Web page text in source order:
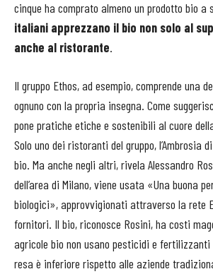
cinque ha comprato almeno un prodotto bio a
italiani apprezzano il bio non solo al
anche al ristorante.
Il gruppo Ethos, ad esempio, comprende una
ognuno con la propria insegna. Come
pone pratiche etiche e sostenibili al cuore
Solo uno dei ristoranti del gruppo, l’Ambrosia
bio. Ma anche negli altri, rivela Alessandro
dell’area di Milano, viene usata «Una buona
biologici», approvvigionati attraverso la rete
fornitori. Il bio, riconosce Rosini, ha costi
agricole bio non usano pesticidi e
resa è inferiore rispetto alle aziende